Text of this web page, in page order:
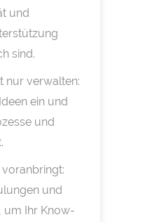
und
sind.
nur verwalten:
ein und
und
und
um Ihr Know-